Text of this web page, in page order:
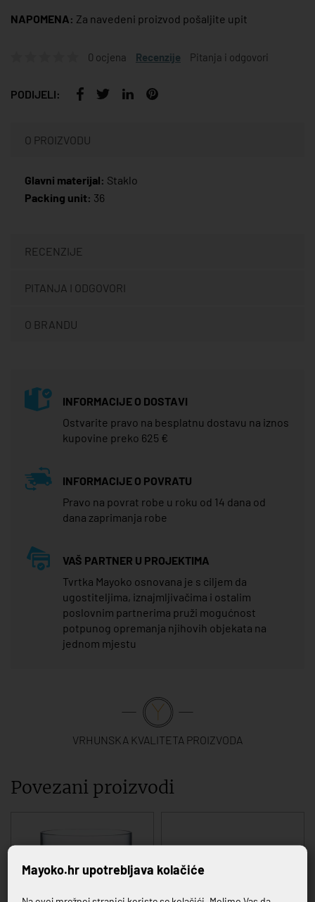
NAPOMENA: Za navedeni proizvod pošaljite upit
0 ocjena Recenzije Pitanja i odgovori
PODIJELI:
O PROIZVODU
Glavni materijal: Staklo
Packing unit: 36
RECENZIJE
PITANJA I ODGOVORI
O BRANDU
INFORMACIJE O DOSTAVI
Ostvarite pravo na besplatnu dostavu na iznos
kupovine preko 625 €
INFORMACIJE O POVRATU
Pravo na povrat robe u roku od 14 dana od
dana zaprimanja robe
VAŠ PARTNER U PROJEKTIMA
Tvrtka Mayoko osnovana je s ciljem da
ugostiteljima, iznajmljivačima i ostalim
poslovnim partnerima pruži mogućnost
potpunog opremanja njihovih objekata na
jednom mjestu
VRHUNSKA KVALITETA PROIZVODA
Povezani proizvodi
Mayoko.hr upotrebljava kolačiće